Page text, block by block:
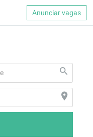
Anunciar vagas